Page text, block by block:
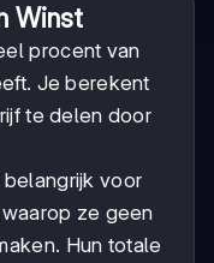
Winst
procent van
Je berekent
te delen door
voor
ze geen
Hun totale